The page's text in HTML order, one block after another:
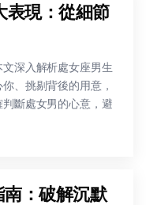
表現：從細節
深入解析處女座男生
、挑剔背後的用意，
斷處女男的心意，避
：破解沉默